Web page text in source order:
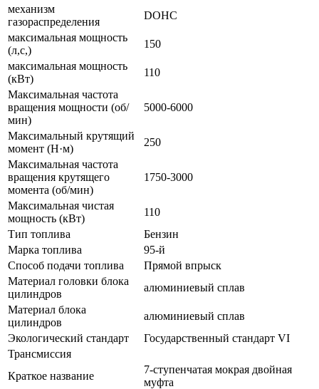
механизм
газораспределения
DOHC
максимальная мощность
(л,с,)
150
максимальная мощность
(кВт)
110
Максимальная частота
вращения мощности (об/
мин)
5000-6000
Максимальный крутящий
момент (Н·м)
250
Максимальная частота
вращения крутящего
момента (об/мин)
1750-3000
Максимальная чистая
мощность (кВт)
110
Тип топлива
Бензин
Марка топлива
95-й
Способ подачи топлива
Прямой впрыск
Материал головки блока
цилиндров
алюминиевый сплав
Материал блока
цилиндров
алюминиевый сплав
Экологический стандарт
Государственный стандарт VI
Трансмиссия
Краткое название
7-ступенчатая мокрая двойная
муфта